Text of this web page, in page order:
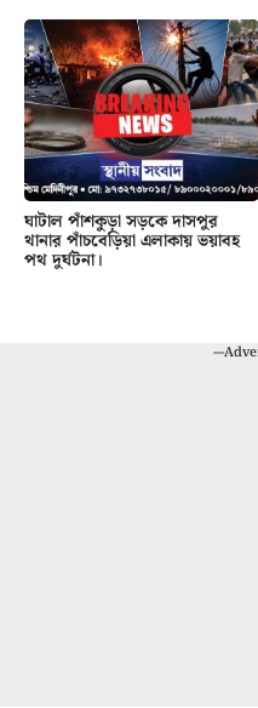
ঘাটাল পাঁশকুড়া সড়কে দাসপুর
থানার পাঁচবেড়িয়া এলাকায় ভয়াবহ
পথ দুর্ঘটনা।
---